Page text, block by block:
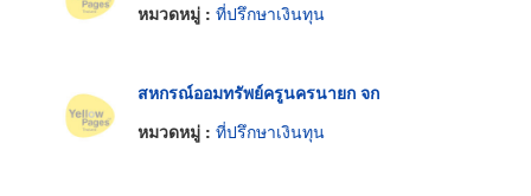
หมวดหมู่ : ที่ปรึกษาเงินทุน
สหกรณ์ออมทรัพย์ครูนครนายก จก
หมวดหมู่ : ที่ปรึกษาเงินทุน